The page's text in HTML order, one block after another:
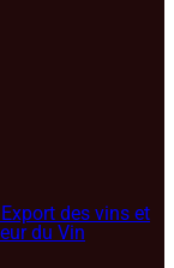
des vins et
du Vin